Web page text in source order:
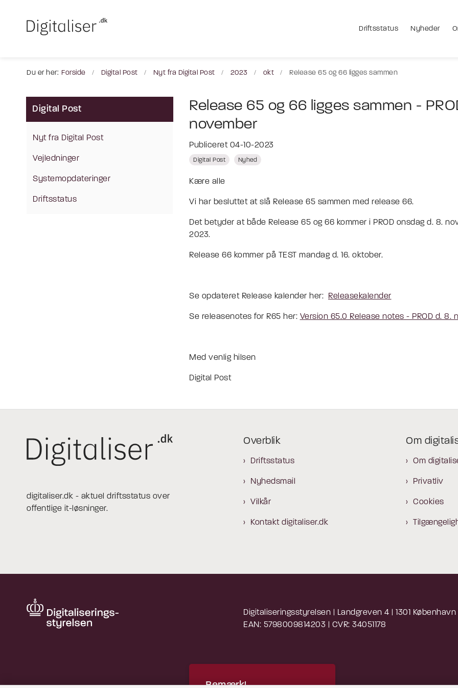
Driftsstatus Nyheder
Du er her: Forside Digital Post Nyt fra Digital Post 2023 okt Release 65 og 66 ligges sammen
Digital Post
Nyt fra Digital Post
Vejledninger
Systemopdateringer
Driftsstatus
Release 65 og 66 ligges sammen -
november
Publiceret 04-10-2023
Digital Post Nyhed
Kære alle
Vi har besluttet at slå Release 65 sammen med release 66.
Det betyder at både Release 65 og 66 kommer i PROD onsdag d. 8.
2023.
Release 66 kommer på TEST mandag d. 16. oktober.
Se opdateret Release kalender her: Releasekalender
Se releasenotes for R65 her: Version 65.0 Release notes - PROD d. 8.
Med venlig hilsen
Digital Post
digitaliser.dk - aktuel driftsstatus over
offentlige it-løsninger.
Overblik
Driftsstatus
Nyhedsmail
Vilkår
Kontakt digitaliser.dk
Om
Om
Privatliv
Cookies
Digitaliseringsstyrelsen | Landgreven 4 | 1301 København
EAN: 5798009814203 | CVR: 34051178
Bemærk!